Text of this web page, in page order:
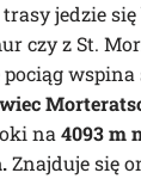
jedzie
czy z St.
wspina
na4093 m
Znajduje się